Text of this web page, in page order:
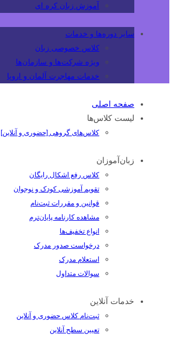
آموزش زبان کره ای
سایر دوره‌ها و خدمات
کلاس خصوصی زبان
ویژه شرکت‌ها و سازمان‌ها
خدمات مهاجرت آلمان و اروپا
صفحه اصلی
لیست کلاس‌ها
کلاس‌های گروهی [حضوری و آنلاین]
زبان‌آموزان
کلاس رفع اشکال رایگان
تقویم آموزشی کودک و نوجوان
قوانین و مقررات ثبت‌نام
مشاهده کارنامه پایان‌ترم
انواع تخفیف‌ها
درخواست صدور مدرک
استعلام مدرک
سوالات متداول
خدمات آنلاین
ثبت‌نام کلاس حضوری و آنلاین
تعیین سطح آنلاین